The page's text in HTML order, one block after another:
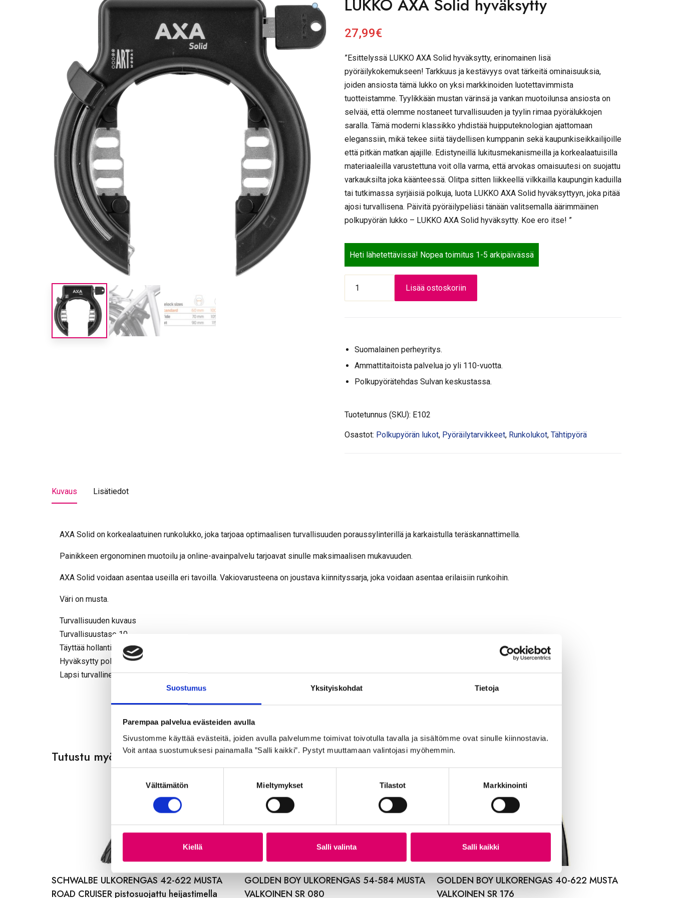
Suostumus Yksityiskohdat Tietoja
Parempaa palvelua evästeiden avulla
Sivustomme käyttää evästeitä, joiden avulla palvelumme toimivat toivotulla tavalla ja sisältömme ovat sinulle kiinnostavia.
Voit antaa suostumuksesi painamalla ”Salli kaikki”. Pystyt muuttamaan valintojasi myöhemmin.
m
u
k
s
e
Välttämätön Mieltymykset Tilastot Markkinointi
Kiellä Salli valinta Salli kaikki
LUKKO AXA Solid hyväksytty
27,99€
”Esittelyssä LUKKO AXA Solid hyväksytty, erinomainen lisä
pyöräilykokemukseen! Tarkkuus ja kestävyys ovat tärkeitä ominaisuuksia,
joiden ansiosta tämä lukko on yksi markkinoiden luotettavimmista
tuotteistamme. Tyylikkään mustan värinsä ja vankan muotoilunsa ansiosta on
selvää, että olemme nostaneet turvallisuuden ja tyylin rimaa pyörälukkojen
saralla. Tämä moderni klassikko yhdistää huipputeknologian ajattomaan
eleganssiin, mikä tekee siitä täydellisen kumppanin sekä kaupunkiseikkailijoille
että pitkän matkan ajajille. Edistyneillä lukitusmekanismeilla ja korkealaatuisilla
materiaaleilla varustettuna voit olla varma, että arvokas omaisuutesi on suojattu
varkauksilta joka käänteessä. Olitpa sitten liikkeellä vilkkailla kaupungin kaduilla
tai tutkimassa syrjäisiä polkuja, luota LUKKO AXA Solid hyväksyttyyn, joka pitää
ajosi turvallisena. Päivitä pyöräilypeliäsi tänään valitsemalla äärimmäinen
polkupyörän lukko – LUKKO AXA Solid hyväksytty. Koe ero itse! ”
Heti lähetettävissä! Nopea toimitus 1-5 arkipäivässä
AXA
Solid
Lisää ostoskoriin
Suomalainen perheyritys.
Ammattitaitoista palvelua jo yli 110-vuotta.
Polkupyörätehdas Sulvan keskustassa.
Tuotetunnus (SKU): E102
Osastot: Polkupyörän lukot, Pyöräilytarvikkeet, Runkolukot, Tähtipyörä
Kuvaus Lisätiedot
AXA Solid on korkealaatuinen runkolukko, joka tarjoaa optimaalisen turvallisuuden poraussylinterillä ja karkaistulla teräskannattimella.
Painikkeen ergonominen muotoilu ja online-avainpalvelu tarjoavat sinulle maksimaalisen mukavuuden.
AXA Solid voidaan asentaa useilla eri tavoilla. Vakiovarusteena on joustava kiinnityssarja, joka voidaan asentaa erilaisiin runkoihin.
Väri on musta.
Turvallisuuden kuvaus
Turvallisuustaso 10
Täyttää hollantilaisen ART 2 -hyväksynnän
Hyväksytty polkupyörävakuutukseen maassa NL / FIN / DK / SE / UK
Lapsi turvallinen
Tutustu myös
SCHWALBE ULKORENGAS 42-622 MUSTA
ROAD CRUISER pistosuojattu heijastimella
GOLDEN BOY ULKORENGAS 54-584 MUSTA
VALKOINEN SR 080
GOLDEN BOY ULKORENGAS 40-622 MUSTA
VALKOINEN SR 176